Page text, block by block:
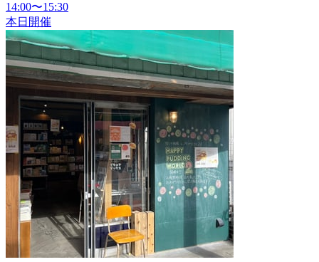
14:00〜15:30
本日開催